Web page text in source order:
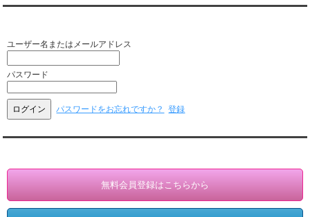
ユーザー名またはメールアドレス
パスワード
パスワードをお忘れですか？ 登録
無料会員登録はこちらから